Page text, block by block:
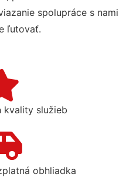
spolupráce s nami
ľutovať.
kvality služieb
obhliadka